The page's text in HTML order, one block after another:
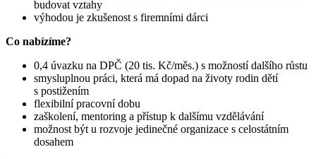
budovat vztahy
výhodou je zkušenost s firemními dárci
Co nabízíme?
0,4 úvazku na DPČ (20 tis. Kč/měs.) s možností dalšího růstu
smysluplnou práci, která má dopad na životy rodin dětí
s postižením
flexibilní pracovní dobu
zaškolení, mentoring a přístup k dalšímu vzdělávání
možnost být u rozvoje jedinečné organizace s celostátním
dosahem